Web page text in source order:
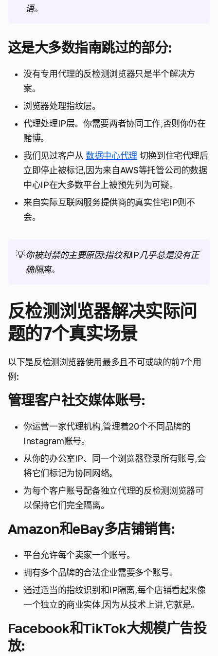
语。
这是大多数指南跳过的部分:
没有专用代理的反检测浏览器只是半个解决方
案。
浏览器处理指纹层。
代理处理IP层。你需要两者协同工作,否则你仍在
赌博。
我们见过客户从数据中心代理 切换到住宅代理后
立即停止被标记,因为来自AWS等托管公司的数据
中心IP在大多数平台上被预先列为可疑。
来自实际互联网服务提供商的真实住宅IP则不
会。
💡你被封禁的主要原因:指纹和IP几乎总是没有正
确隔离。
反检测浏览器解决实际问
题的7个真实场景
以下是反检测浏览器使用最多且不可或缺的前7个用
例:
管理客户社交媒体账号:
你运营一家代理机构,管理着20个不同品牌的
Instagram账号。
从你的办公室IP、同一个浏览器登录所有账号,会
将它们标记为协同网络。
为每个客户账号配备独立代理的反检测浏览器可
以保持它们完全隔离。
Amazon和eBay多店铺销售:
平台允许每个卖家一个账号。
拥有多个品牌的合法企业需要多个账号。
通过适当的指纹识别和IP隔离,每个店铺看起来像
一个独立的商业实体,因为从技术上讲,它就是。
Facebook和TikTok大规模广告投
放: